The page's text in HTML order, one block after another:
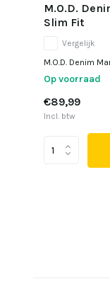
M.O.D.
Slim Fit
Vergelijk
M.O.D. Denim
Op voorraad
€89,99
Incl. btw